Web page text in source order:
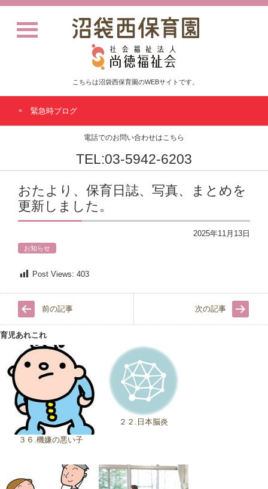
こちらは沼袋西保育園のWEBサイトです。
緊急時ブログ
電話でのお問い合わせはこちら
TEL:03-5942-6203
おたより、保育日誌、写真、まとめを
更新しました。
2025年11月13日
お知らせ
Post Views: 403
前の記事 次の記事
育児あれこれ
３６.機嫌の悪い子
２２.日本脳炎